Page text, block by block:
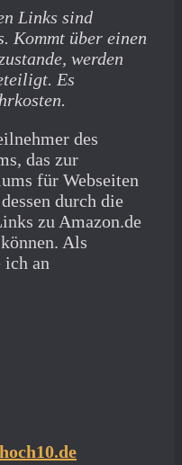
Links sind
Kommt über einen
werden
Es
des
das zur
für Webseiten
durch die
zu Amazon.de
Als
ich an